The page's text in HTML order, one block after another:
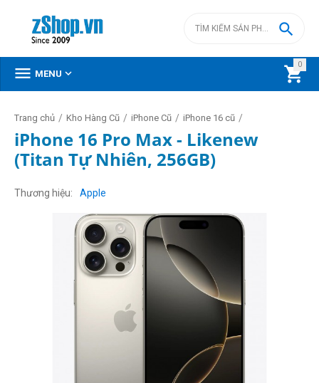
0


 MENU 
Trang chủ / Kho Hàng Cũ / iPhone Cũ / iPhone 16 cũ /
iPhone 16 Pro Max - Likenew
(Titan Tự Nhiên, 256GB)
Thương hiệu Apple